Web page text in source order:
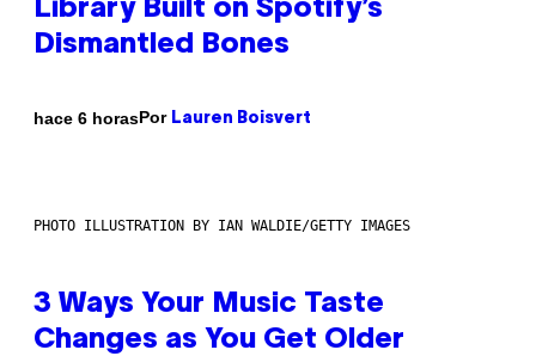
Library Built on Spotify’s
Dismantled Bones
hace 6 horasPor Lauren Boisvert
PHOTO ILLUSTRATION BY IAN WALDIE/GETTY IMAGES
3 Ways Your Music Taste
Changes as You Get Older